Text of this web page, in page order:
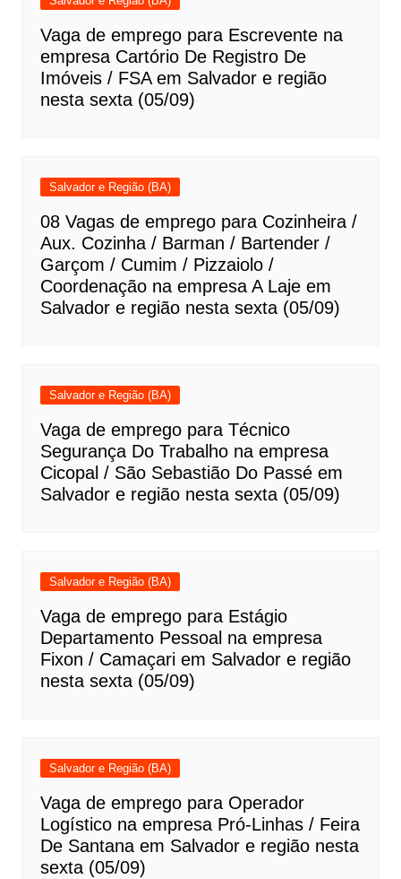
Vaga de emprego para Escrevente na
empresa Cartório De Registro De
Imóveis / FSA em Salvador e região
nesta sexta (05/09)
Salvador e Região (BA)
08 Vagas de emprego para Cozinheira /
Aux. Cozinha / Barman / Bartender /
Garçom / Cumim / Pizzaiolo /
Coordenação na empresa A Laje em
Salvador e região nesta sexta (05/09)
Salvador e Região (BA)
Vaga de emprego para Técnico
Segurança Do Trabalho na empresa
Cicopal / São Sebastião Do Passé em
Salvador e região nesta sexta (05/09)
Salvador e Região (BA)
Vaga de emprego para Estágio
Departamento Pessoal na empresa
Fixon / Camaçari em Salvador e região
nesta sexta (05/09)
Salvador e Região (BA)
Vaga de emprego para Operador
Logístico na empresa Pró-Linhas / Feira
De Santana em Salvador e região nesta
sexta (05/09)